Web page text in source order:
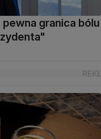
pewna granica bólu